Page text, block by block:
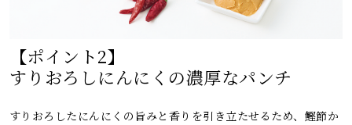
【ポイント2】
すりおろしにんにくの濃厚なパンチ
すりおろしたにんにくの旨みと香りを引き立たせるため、鰹節か